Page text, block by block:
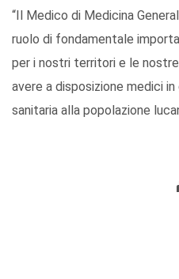
“Il Medico di Medicina
ruolo di fondamentale
per i nostri territori e le
avere a disposizione medici
sanitaria alla popolazione